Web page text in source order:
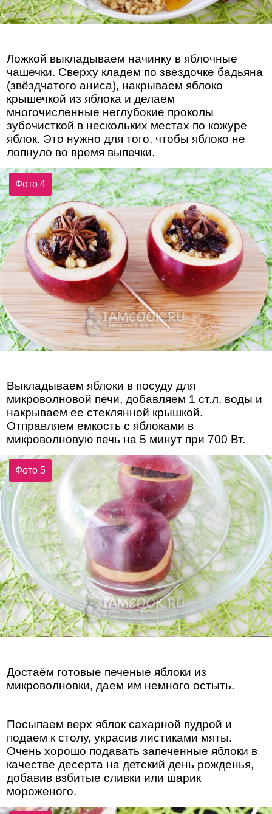
Ложкой выкладываем начинку в яблочные
чашечки. Сверху кладем по звездочке бадьяна
(звёздчатого аниса), накрываем яблоко
крышечкой из яблока и делаем
многочисленные неглубокие проколы
зубочисткой в нескольких местах по кожуре
яблок. Это нужно для того, чтобы яблоко не
лопнуло во время выпечки.
Фото 4
Выкладываем яблоки в посуду для
микроволновой печи, добавляем 1 ст.л. воды и
накрываем ее стеклянной крышкой.
Отправляем емкость с яблоками в
микроволновую печь на 5 минут при 700 Вт.
Фото 5
Достаём готовые печеные яблоки из
микроволновки, даем им немного остыть.
Посыпаем верх яблок сахарной пудрой и
подаем к столу, украсив листиками мяты.
Очень хорошо подавать запеченные яблоки в
качестве десерта на детский день рожденья,
добавив взбитые сливки или шарик
мороженого.